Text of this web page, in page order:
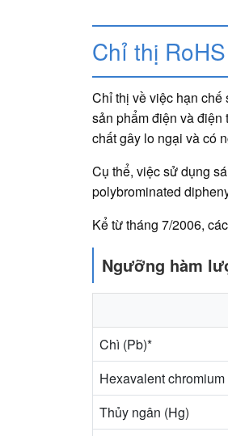
Chỉ thị
Chỉ thị về việc hạn chế
sản phẩm điện và điện
chất gây lo ngại và có
Cụ thể, việc sử dụng
polybrominated
Kể từ tháng 7/2006,
Ngưỡng hàm
Chì (Pb)*
Hexavalent chromium
Thủy ngân (Hg)